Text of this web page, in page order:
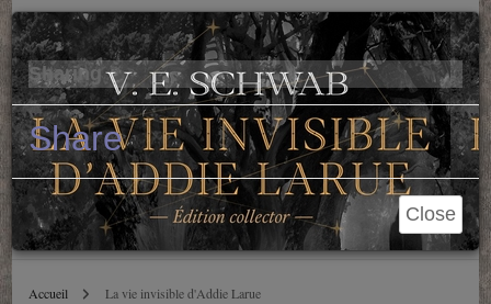
Parole de Libraire
Conseils et blablas depuis 2006
Accueil La vie invisible d'Addie Larue
×
Sharing
Share
Close